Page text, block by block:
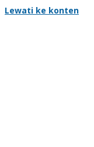
Lewati ke konten